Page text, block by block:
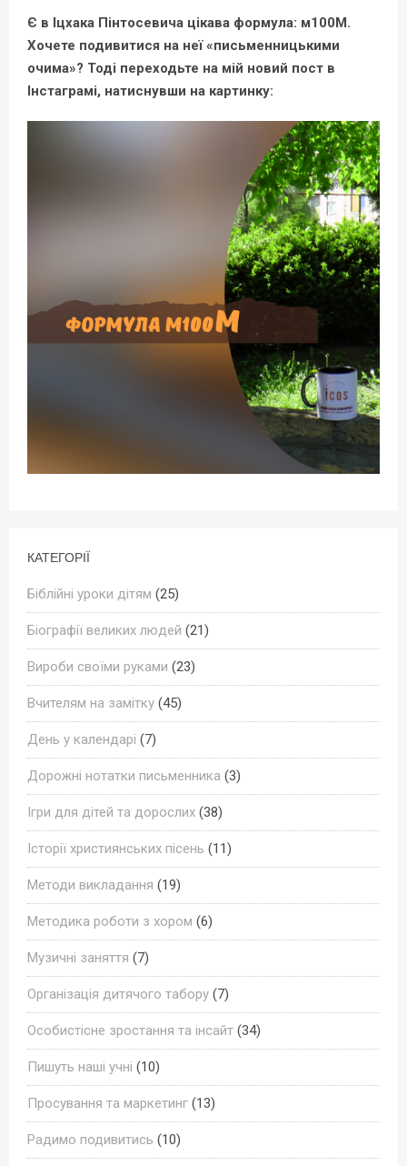
Є в Іцхака Пінтосевича цікава формула: м100М.
Хочете подивитися на неї «письменницькими
очима»? Тоді переходьте на мій новий пост в
Інстаграмі, натиснувши на картинку:
КАТЕГОРІЇ
Біблійні уроки дітям (25)
Біографії великих людей (21)
Вироби своїми руками (23)
Вчителям на замітку (45)
День у календарі (7)
Дорожні нотатки письменника (3)
Ігри для дітей та дорослих (38)
Історії християнських пісень (11)
Методи викладання (19)
Методика роботи з хором (6)
Музичні заняття (7)
Організація дитячого табору (7)
Особистісне зростання та інсайт (34)
Пишуть наші учні (10)
Просування та маркетинг (13)
Радимо подивитись (10)